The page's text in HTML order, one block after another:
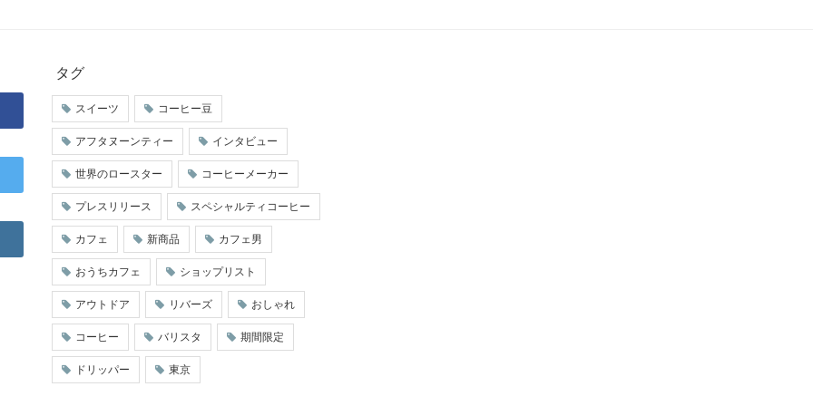
タグ
スイーツ コーヒー豆
アフタヌーンティー インタビュー
世界のロースター コーヒーメーカー
プレスリリース スペシャルティコーヒー
カフェ 新商品 カフェ男
おうちカフェ ショップリスト
アウトドア リバーズ おしゃれ
コーヒー バリスタ 期間限定
ドリッパー 東京